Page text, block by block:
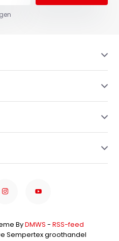
ByDMWS - RSS-feed
Sempertex groothandel